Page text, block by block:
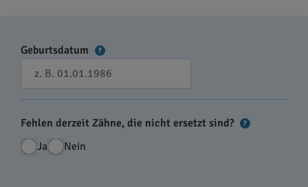
Geburtsdatum ?
Fehlen derzeit Zähne, die nicht ersetzt sind? ?
Ja Nein